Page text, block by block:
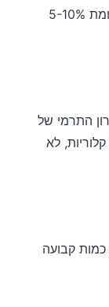
ב-20-30% מהקלוריות שבחלבון לעיכולו, לעומת 5-10%
את היתרון התרמי של
חלבון, אך העלייה היומית נטו היא כ-60-100 קלוריות, לא
כמות קבועה